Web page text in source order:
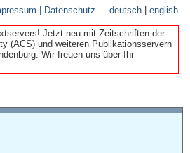
| Datenschutz deutsch |english
Jetzt neu mit Zeitschriften der
(ACS) und weiteren Publikationsservern
Wir freuen uns über Ihr